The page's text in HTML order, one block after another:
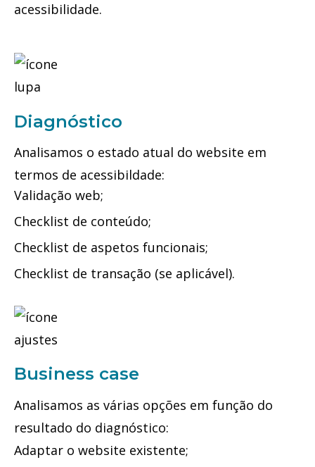
acessibilidade.
Diagnóstico
Analisamos o estado atual do website em
termos de acessibildade:
Validação web;
Checklist de conteúdo;
Checklist de aspetos funcionais;
Checklist de transação (se aplicável).
Business case
Analisamos as várias opções em função do
resultado do diagnóstico:
Adaptar o website existente;